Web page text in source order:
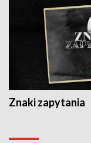
Znaki zapytania